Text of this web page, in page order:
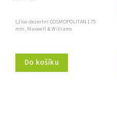
Do košíku
Lžíce dezertní COSMOPOLITAN 175
mm, Maxwell & Williams